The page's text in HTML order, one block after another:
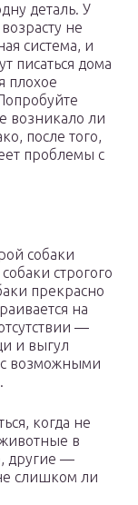
деталь. У
не
система, и
писаться дома
плохое
возникало ли
после того,
проблемы с
собаки
строгого
прекрасно
на
—
и выгул
с возможными
когда не
в
другие —
слишком ли